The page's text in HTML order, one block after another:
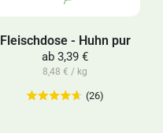
Fleischdose - Huhn pur
ab 3,39 €
8,48 € / kg
(26)